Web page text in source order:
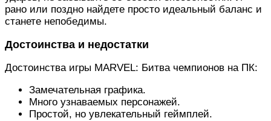
рано или поздно найдете просто идеальный баланс и
станете непобедимы.
Достоинства и недостатки
Достоинства игры MARVEL: Битва чемпионов на ПК:
Замечательная графика.
Много узнаваемых персонажей.
Простой, но увлекательный геймплей.